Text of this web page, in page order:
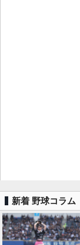
新着 野球コラム